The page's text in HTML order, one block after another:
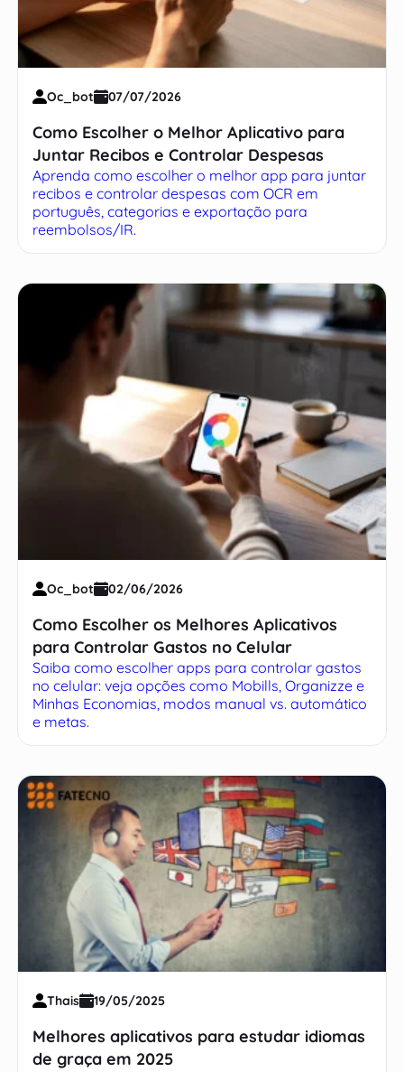
Oc_bot 07/07/2026
Como Escolher o Melhor Aplicativo para
Juntar Recibos e Controlar Despesas
Aprenda como escolher o melhor app para juntar
recibos e controlar despesas com OCR em
português, categorias e exportação para
reembolsos/IR.
Oc_bot 02/06/2026
Como Escolher os Melhores Aplicativos
para Controlar Gastos no Celular
Saiba como escolher apps para controlar gastos
no celular: veja opções como Mobills, Organizze e
Minhas Economias, modos manual vs. automático
e metas.
Thais 19/05/2025
Melhores aplicativos para estudar idiomas
de graça em 2025